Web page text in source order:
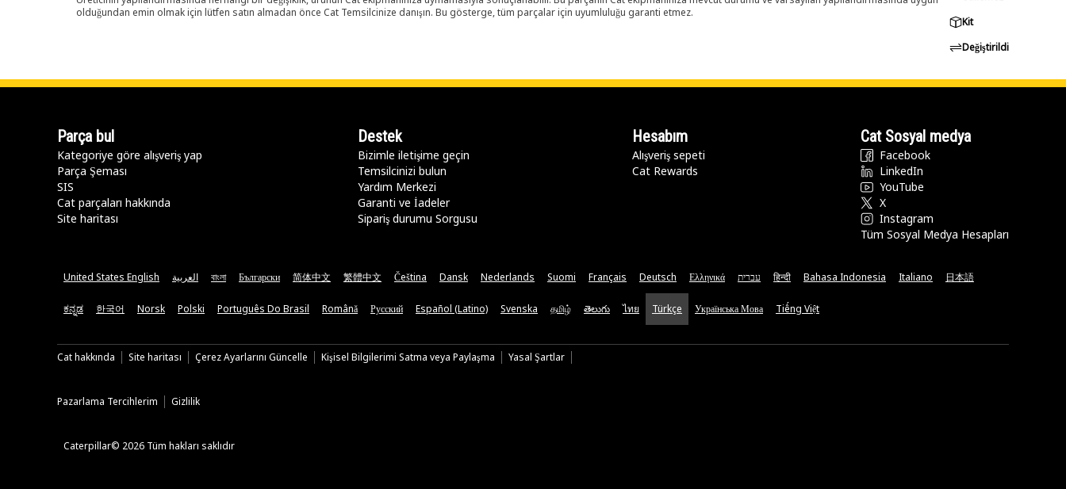
olduğundan emin olmak için lütfen satın almadan önce Cat Temsilcinize danışın. Bu gösterge, tüm parçalar için uyumluluğu garanti etmez.
Kit
Değiştirildi
Parça bul
Kategoriye göre alışveriş yap
Parça Şeması
SIS
Cat parçaları hakkında
Site haritası
Destek
Bizimle iletişime geçin
Temsilcinizi bulun
Yardım Merkezi
Garanti ve İadeler
Sipariş durumu Sorgusu
Hesabım
Alışveriş sepeti
Cat Rewards
Cat Sosyal medya
Facebook
LinkedIn
YouTube
X
Instagram
Tüm Sosyal Medya Hesapları
United States English العربية বাংলা Български 简体中文 繁體中文 Čeština Dansk Nederlands Suomi Français Deutsch Ελληνικά עברית हिन्दी Bahasa Indonesia Italiano 日本語
ಕನ್ನಡ 한국어 Norsk Polski Português Do Brasil Română Русский Español (Latino) Svenska தமிழ் తెలుగు ไทย Türkçe Українська Мова Tiếng Việt
Cat hakkında Site haritası Çerez Ayarlarını Güncelle Kişisel Bilgilerimi Satma veya Paylaşma Yasal Şartlar
Pazarlama Tercihlerim Gizlilik
Caterpillar© 2026 Tüm hakları saklıdır